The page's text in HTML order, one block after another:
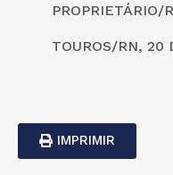
PROPRIETÁRIO/
TOUROS/RN, 20
IMPRIMIR